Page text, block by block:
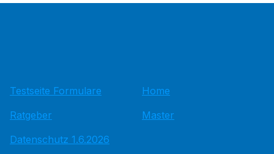
Testseite Formulare
Ratgeber
Datenschutz 1.6.2026
Home
Master